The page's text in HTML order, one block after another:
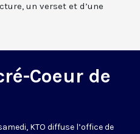
un verset et d’une
Coeur de
KTO diffuse l’office de